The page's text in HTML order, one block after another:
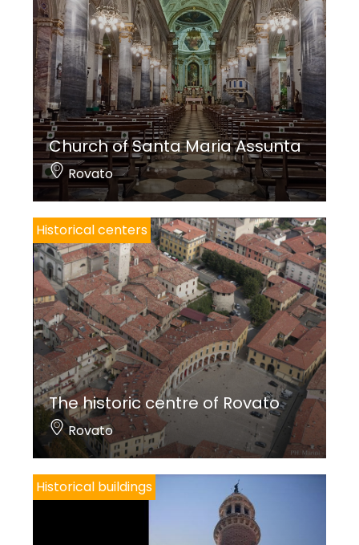
Church of Santa Maria Assunta
Rovato
Historical centers
The historic centre of Rovato
Rovato
Historical buildings